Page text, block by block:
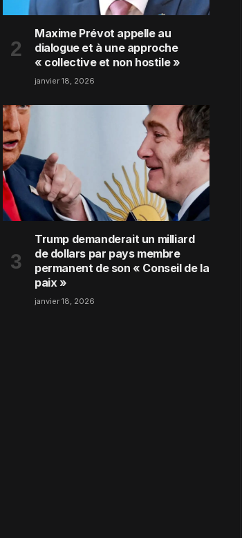
Maxime Prévot appelle au
dialogue et à une approche
« collective et non hostile »
janvier 18, 2026
Trump demanderait un milliard
de dollars par pays membre
permanent de son « Conseil de la
paix »
janvier 18, 2026